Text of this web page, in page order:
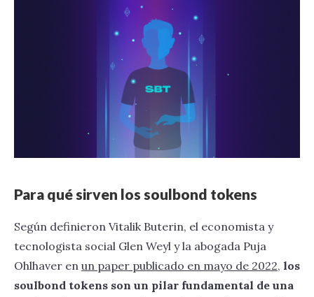
Para qué sirven los soulbond tokens
Según definieron Vitalik Buterin, el economista y
tecnologista social Glen Weyl y la abogada Puja
Ohlhaver en un paper publicado en mayo de 2022, los
soulbond tokens son un pilar fundamental de una